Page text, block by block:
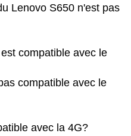
Lenovo S650 n'est pas
compatible avec le
compatible avec le
avec la 4G?